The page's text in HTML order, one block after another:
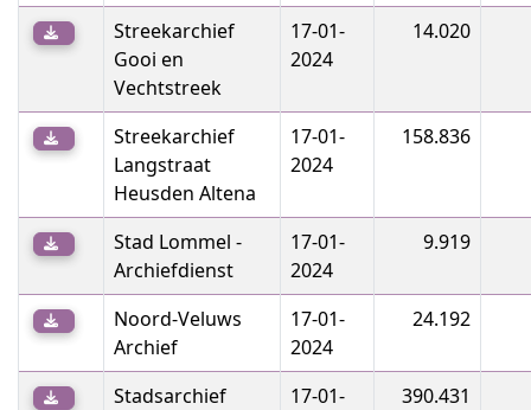
Streekarchief
Gooi en
Vechtstreek
17-01-
2024
14.020
Streekarchief
Langstraat
Heusden Altena
17-01-
2024
158.836
Stad Lommel -
Archiefdienst
17-01-
2024
9.919
Noord-Veluws
Archief
17-01-
2024
24.192
Stadsarchief
17-01-
390.431